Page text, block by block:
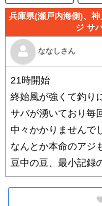
兵庫県(瀬戸内海側)、
ジ サ
ななしさん
21時開始
終始風が強くて釣り
サバが湧いており毎
中々かかりませんで
なんとか本命のアジ
豆中の豆、最小記録